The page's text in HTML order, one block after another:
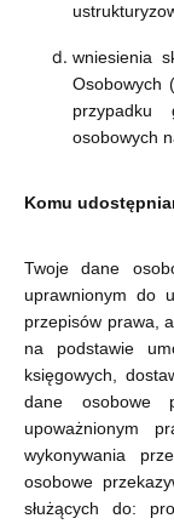
wniesienia
Osobowych
przypadku
osobowych
Komu
Twoje dane
uprawnionym do
przepisów prawa,
na podstawie
księgowych,
dane osobowe
upoważnionym
wykonywania
osobowe
służących do: